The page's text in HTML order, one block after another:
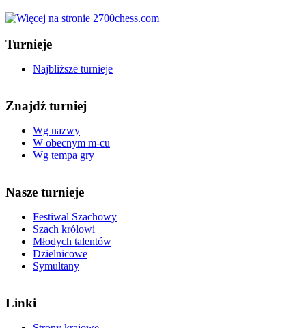
Turnieje
Najbliższe turnieje
Znajdź turniej
Wg nazwy
W obecnym m-cu
Wg tempa gry
Nasze turnieje
Festiwal Szachowy
Szach królowi
Młodych talentów
Dzielnicowe
Symultany
Linki